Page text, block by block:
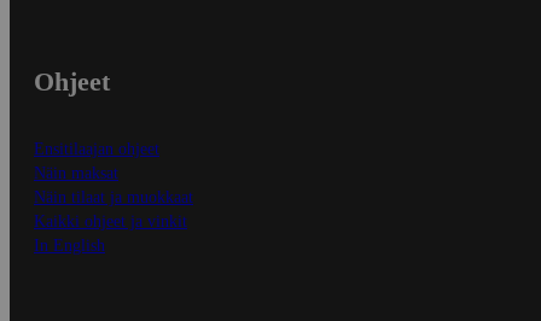
Ohjeet
Ensitilaajan ohjeet
Näin maksat
Näin tilaat ja muokkaat
Kaikki ohjeet ja vinkit
In English